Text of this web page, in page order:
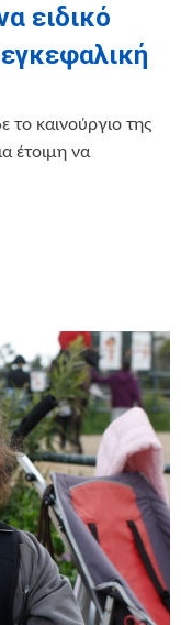
ειδικό
το καινούργιο της
έτοιμη να